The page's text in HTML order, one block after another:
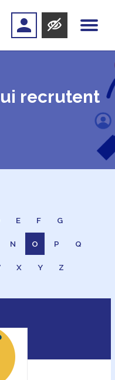
recrutent
E F G
N O P Q
X Y Z